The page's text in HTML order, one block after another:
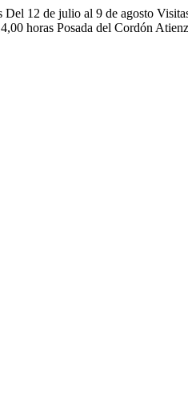
12 de julio al 9 de agosto
horas Posada del Cordón